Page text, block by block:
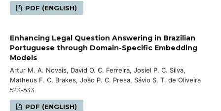
PDF (ENGLISH)
Enhancing Legal Question Answering in Brazilian
Portuguese through Domain-Specific Embedding
Models
Artur M. A. Novais, David O. C. Ferreira, Josiel P. C. Silva,
Matheus F. C. Brakes, João P. C. Presa, Sávio S. T. de Oliveira
523-533
PDF (ENGLISH)